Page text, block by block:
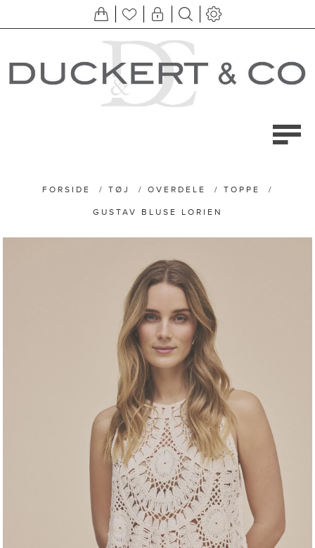
FORSIDE / TØJ / OVERDELE / TOPPE /
GUSTAV BLUSE LORIEN